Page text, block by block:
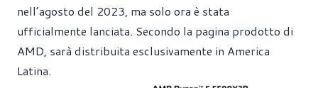
nell’agosto del 2023, ma solo ora è stata
ufficialmente lanciata. Secondo la pagina prodotto di
AMD, sarà distribuita esclusivamente in America
Latina.